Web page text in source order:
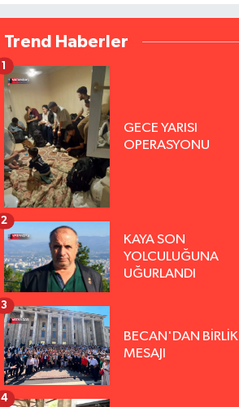
Trend Haberler
GECE YARISI
OPERASYONU
1
KAYA SON
YOLCULUĞUNA
UĞURLANDI
2
BECAN'DAN BİRLİK
MESAJI
3
4